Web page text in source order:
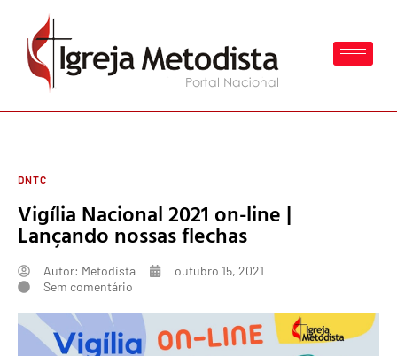
DNTC
Vigília Nacional 2021 on-line |
Lançando nossas flechas
Autor: Metodista
outubro 15, 2021
Sem comentário